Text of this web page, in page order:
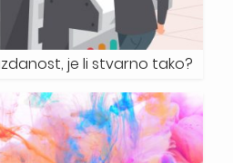
je li stvarno tako?